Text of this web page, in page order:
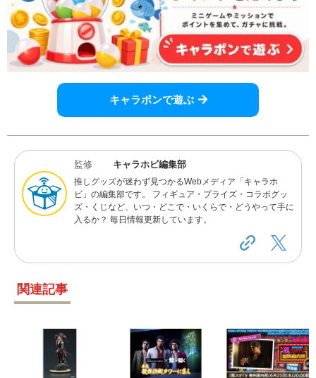
キャラポンで遊ぶ
監修 キャラホビ編集部
推しグッズが迷わず見つかるWebメディア「キャラホ
ビ」の編集部です。 フィギュア・プライズ・コラボグッ
ズ・くじなど、いつ・どこで・いくらで・どうやって手に
入るか？ 毎日情報更新しています。
関連記事